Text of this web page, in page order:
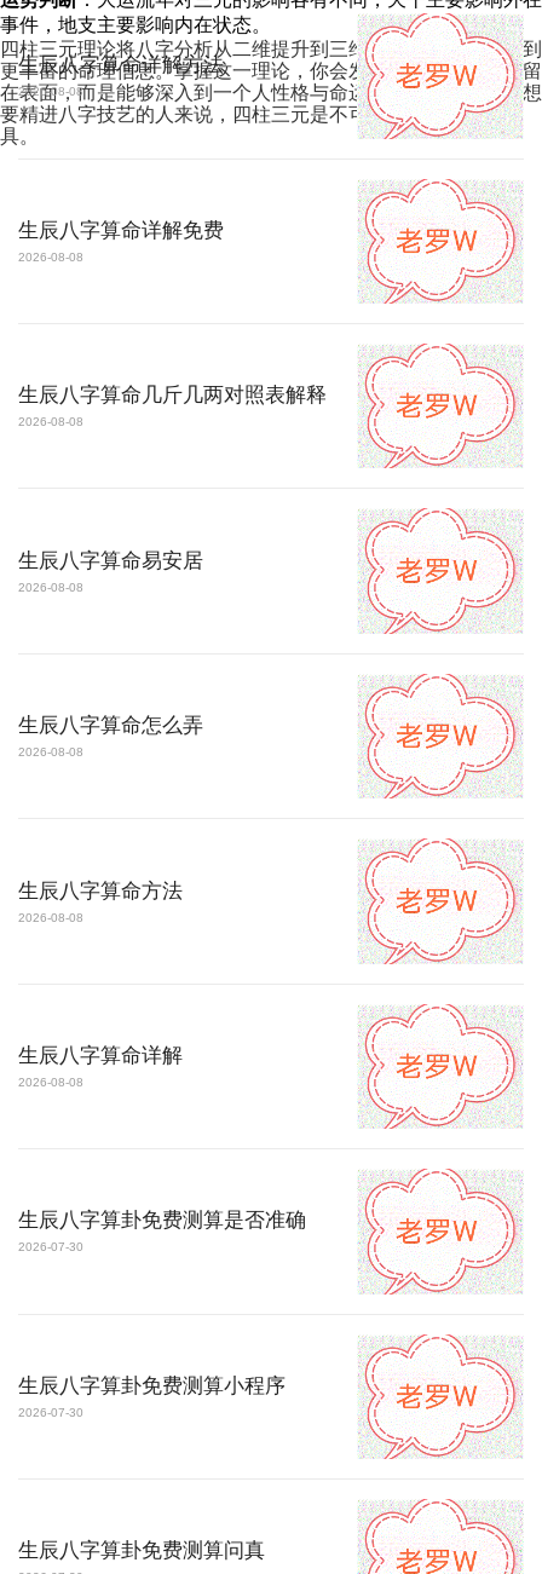
事件，地支主要影响内在状态。
四柱三元理论将八字分析从二维提升到三维，让命理师能够看到
更丰富的命理信息。掌握这一理论，你会发现八字命理不再停留
在表面，而是能够深入到一个人性格与命运的核心层面。对于想
要精进八字技艺的人来说，四柱三元是不可或缺的高级分析工
具。
生辰八字算命详解方法
2026-08-08
生辰八字算命详解免费
2026-08-08
生辰八字算命几斤几两对照表解释
2026-08-08
生辰八字算命易安居
2026-08-08
生辰八字算命怎么弄
2026-08-08
生辰八字算命方法
2026-08-08
生辰八字算命详解
2026-08-08
生辰八字算卦免费测算是否准确
2026-07-30
生辰八字算卦免费测算小程序
2026-07-30
生辰八字算卦免费测算问真